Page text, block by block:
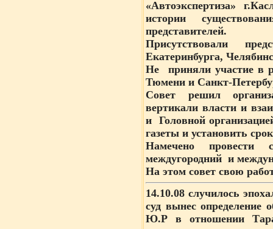
«Автоэкспертиза»
истории
представителей.
Присутствовали
Екатеринбурга,
Не приняли участие в
Тюмени и Санкт-
Совет решил
вертикали власти и
и Головной
газеты и установить
Намечено
междугородний и
На этом совет свою
14.10.08 случилось
суд вынес определение
Ю.Р в отношении